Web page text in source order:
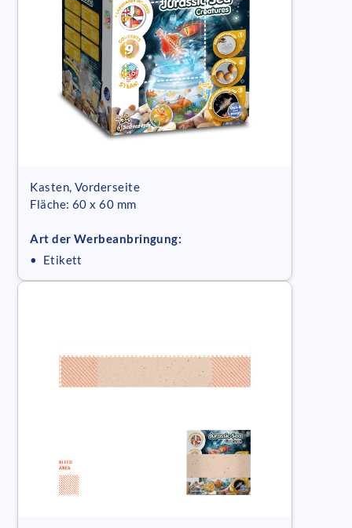
Kasten, Vorderseite
Fläche: 60 x 60 mm
Art der Werbeanbringung:
• Etikett